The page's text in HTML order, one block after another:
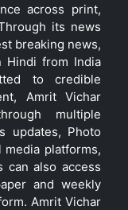
across print,
its news
breaking news,
Hindi from India
to credible
Amrit Vichar
multiple
updates, Photo
media platforms,
can also access
and weekly
Amrit Vichar